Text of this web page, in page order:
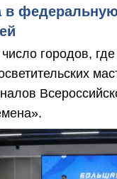
федеральную
городов, где